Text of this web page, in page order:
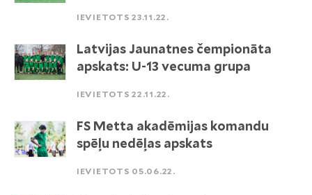
IEVIETOTS 23.11.22.
Latvijas Jaunatnes čempionāta
apskats: U-13 vecuma grupa
IEVIETOTS 22.11.22.
FS Metta akadēmijas komandu
spēļu nedēļas apskats
IEVIETOTS 05.06.22.